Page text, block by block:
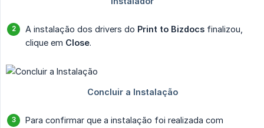
A instalação dos drivers do Print to Bizdocs finalizou,
clique em Close.
Para confirmar que a instalação foi realizada com